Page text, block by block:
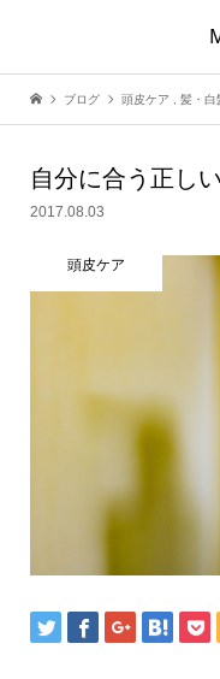
ブログ 頭皮ケア 髪・白
自分に合う正し
2017.08.03
頭皮ケア